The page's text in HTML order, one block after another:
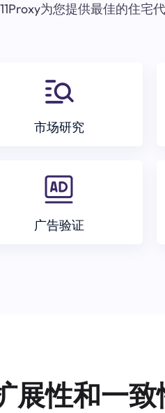
为您提供最佳的住宅
市场研究
广告验证
展性和一